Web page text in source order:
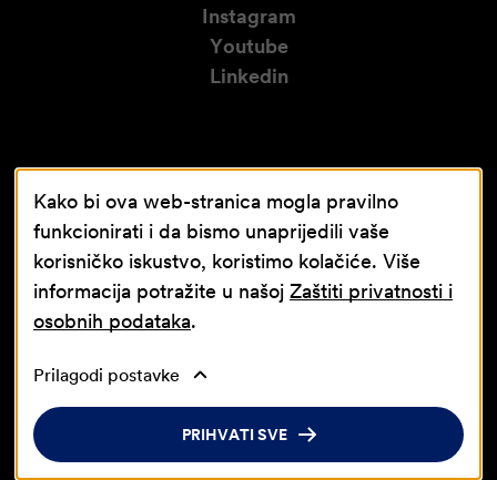
Instagram
Youtube
Linkedin
© Jadran-galenski laboratorij d.d. JGL d.d.
Kako bi ova web-stranica mogla pravilno
funkcionirati i da bismo unaprijedili vaše
korisničko iskustvo, koristimo kolačiće. Više
informacija potražite u našoj Zaštiti privatnosti i
osobnih podataka.
Prilagodi postavke
PRIHVATI SVE